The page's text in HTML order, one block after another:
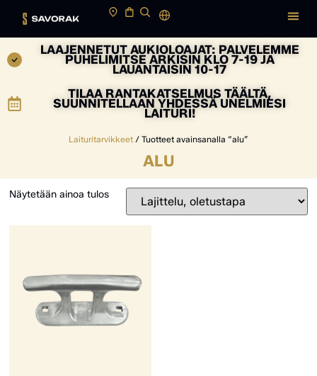
LAAJENNETUT AUKIOLOAJAT: PALVELEMME
PUHELIMITSE ARKISIN KLO 7-19 JA
LAUANTAISIN 10-17
TILAA RANTAKATSELMUS TÄÄLTÄ,
SUUNNITELLAAN YHDESSÄ UNELMIESI
LAITURI!
Laituritarvikkeet / Tuotteet avainsanalla “alu”
ALU
Näytetään ainoa tulos